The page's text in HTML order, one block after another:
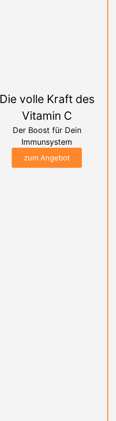
Die volle Kraft des
Vitamin C
Der Boost für Dein
Immunsystem
zum Angebot